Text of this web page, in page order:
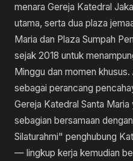
menara Gereja Katedral
utama, serta dua plaza
Maria dan Plaza Sumpah
sejak 2018 untuk
Minggu dan momen
sebagai perancang
Gereja Katedral Santa
sebagian bersamaan
Silaturahmi" penghubung
— lingkup kerja kemudian